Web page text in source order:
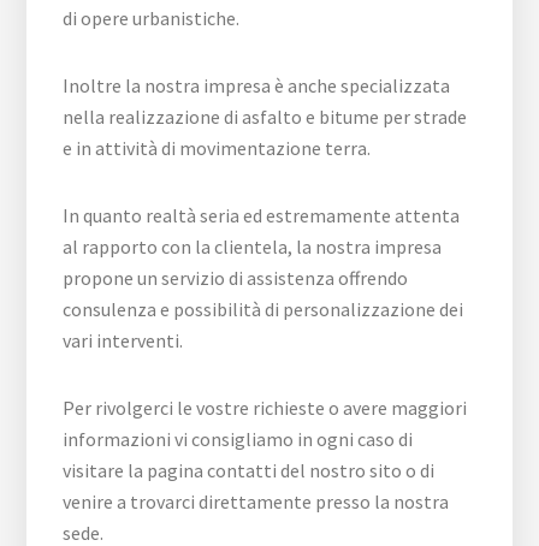
di opere urbanistiche.
Inoltre la nostra impresa è anche specializzata
nella realizzazione di asfalto e bitume per strade
e in attività di movimentazione terra.
In quanto realtà seria ed estremamente attenta
al rapporto con la clientela, la nostra impresa
propone un servizio di assistenza offrendo
consulenza e possibilità di personalizzazione dei
vari interventi.
Per rivolgerci le vostre richieste o avere maggiori
informazioni vi consigliamo in ogni caso di
visitare la pagina contatti del nostro sito o di
venire a trovarci direttamente presso la nostra
sede.